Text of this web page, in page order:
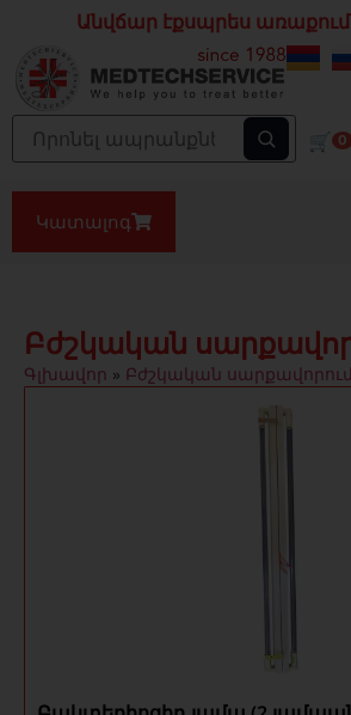
Անվճար էքսպրես
🛒 0
Կատալոգ
Բժշկական
Գլխավոր » Բժշկական